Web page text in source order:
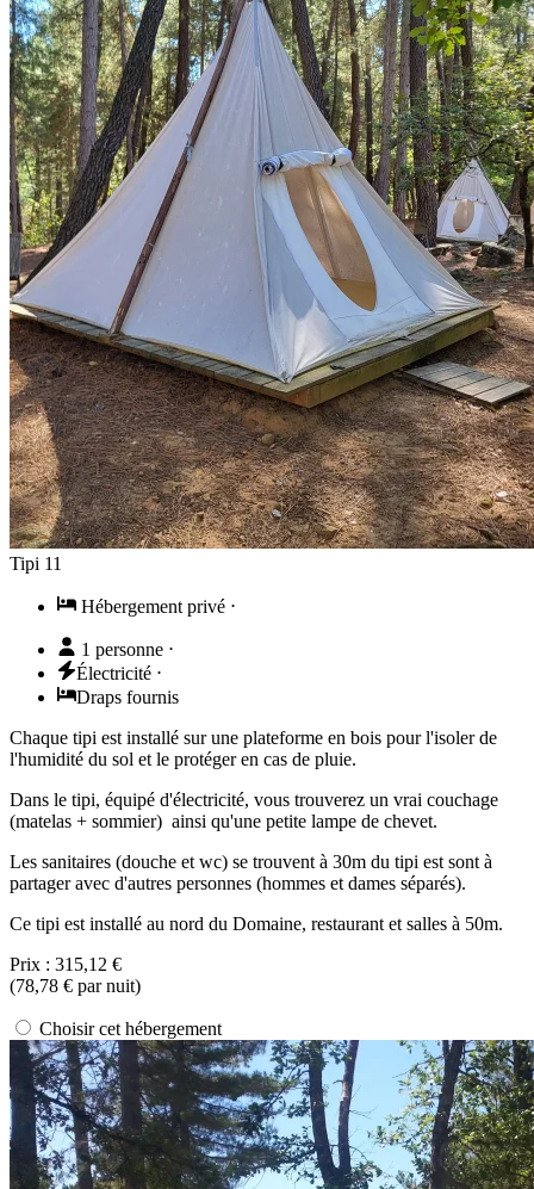
Tipi 11
Hébergement privé ⋅
1 personne ⋅
Électricité ⋅
Draps fournis
Chaque tipi est installé sur une plateforme en bois pour l'isoler de
l'humidité du sol et le protéger en cas de pluie.
Dans le tipi, équipé d'électricité, vous trouverez un vrai couchage
(matelas + sommier) ainsi qu'une petite lampe de chevet.
Les sanitaires (douche et wc) se trouvent à 30m du tipi est sont à
partager avec d'autres personnes (hommes et dames séparés).
Ce tipi est installé au nord du Domaine, restaurant et salles à 50m.
Prix : 315,12 €
(78,78 € par nuit)
Choisir cet hébergement